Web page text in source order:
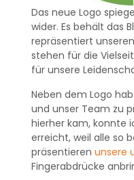
Das neue Logo
wider. Es behält das
repräsentiert
stehen für die
für unsere
Neben dem Logo
und unser Team zu
hierher kam, konnte
erreicht, weil alle so
präsentieren unsere
Fingerabdrücke